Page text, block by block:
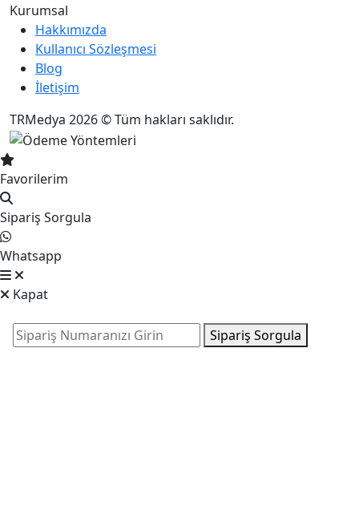
Kurumsal
Hakkımızda
Kullanıcı Sözleşmesi
Blog
İletişim
TRMedya 2026 © Tüm hakları saklıdır.
Favorilerim
Sipariş Sorgula
Whatsapp
Kapat
Sipariş Sorgula